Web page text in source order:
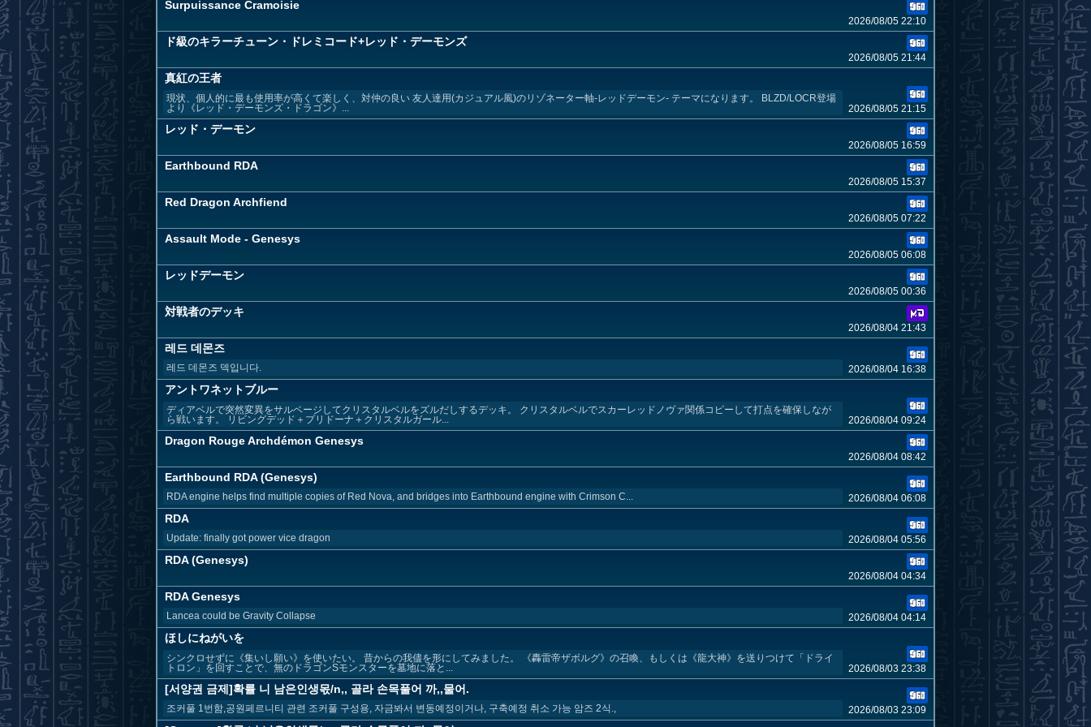
Surpuissance Cramoisie
2026/08/05 22:10
ド級のキラーチューン・ドレミコード+レッド・デーモンズ
2026/08/05 21:44
真紅の王者
現状、個人的に最も使用率が高くて楽しく、対仲の良い 友人達用(カジュアル風)のリゾネーター軸-レッドデーモン- テーマになります。 BLZD/LOCR登場
より《レッド・デーモンズ・ドラゴン》...
2026/08/05 21:15
レッド・デーモン
2026/08/05 16:59
Earthbound RDA
2026/08/05 15:37
Red Dragon Archfiend
2026/08/05 07:22
Assault Mode - Genesys
2026/08/05 06:08
レッドデーモン
2026/08/05 00:36
対戦者のデッキ
2026/08/04 21:43
레드 데몬즈
레드 데몬즈 덱입니다. 2026/08/04 16:38
アントワネットブルー
ディアベルで突然変異をサルベージしてクリスタルベルをズルだしするデッキ。 クリスタルベルでスカーレッドノヴァ関係コピーして打点を確保しなが
ら戦います。 リビングデッド＋プリドーナ＋クリスタルガール...
2026/08/04 09:24
Dragon Rouge Archdémon Genesys
2026/08/04 08:42
Earthbound RDA (Genesys)
RDA engine helps find multiple copies of Red Nova, and bridges into Earthbound engine with Crimson C... 2026/08/04 06:08
RDA
Update: finally got power vice dragon 2026/08/04 05:56
RDA (Genesys)
2026/08/04 04:34
RDA Genesys
Lancea could be Gravity Collapse 2026/08/04 04:14
ほしにねがいを
シンクロせずに《集いし願い》を使いたい。 昔からの我儘を形にしてみました。 《轟雷帝ザボルグ》の召喚、もしくは《龍大神》を送りつけて「ドライ
トロン」を回すことで、無のドラゴンSモンスターを墓地に落と...
2026/08/03 23:38
[서양권 금제]확률 니 남은인생몫/n,, 골라 손목풀어 까,,물어.
조커풀 1번함,공원페르니티 관련 조커풀 구성용, 자금봐서 변동예정이거나, 구축예정 취소 가능 암즈 2식., 2026/08/03 23:09